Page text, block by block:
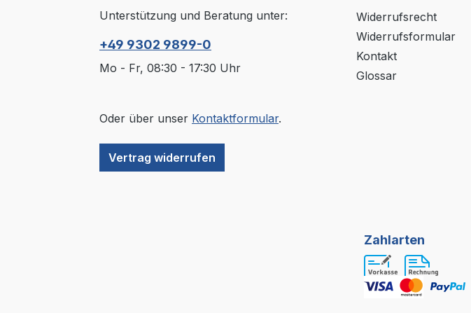
Unterstützung und Beratung unter:
+49 9302 9899-0
Mo - Fr, 08:30 - 17:30 Uhr
Oder über unser Kontaktformular.
Vertrag widerrufen
Widerrufsrecht
Widerrufsformular
Kontakt
Glossar
Zahlarten